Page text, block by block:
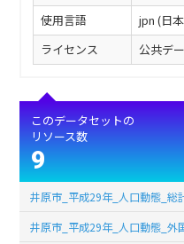
使用言語
jpn (日
ライセンス
公共デ
このデータセットの
リソース数
9
井原市_平成29年_人口動態_総
井原市_平成29年_人口動態_外